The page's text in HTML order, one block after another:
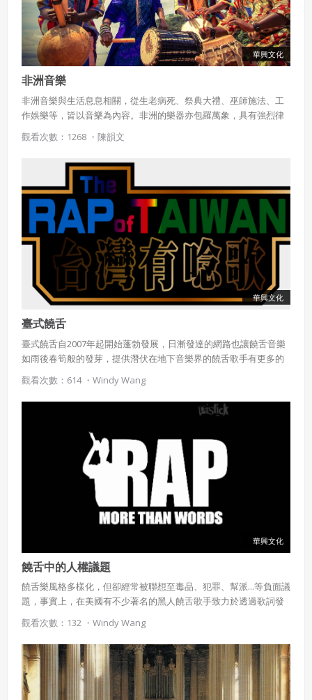
華興文化
非洲音樂
非洲音樂與生活息息相關，從生老病死、祭典大禮、巫師施法、工
作娛樂等，皆以音樂為內容。非洲的樂器亦包羅萬象，具有強烈律
觀看次數：1268 ・ 陳韻文
華興文化
臺式饒舌
臺式饒舌自2007年起開始蓬勃發展，日漸發達的網路也讓饒舌音樂
如雨後春筍般的發芽，提供潛伏在地下音樂界的饒舌歌手有更多的
觀看次數：614 ・ Windy Wang
華興文化
饒舌中的人權議題
饒舌樂風格多樣化，但卻經常被聯想至毒品、犯罪、幫派...等負面議
題，事實上，在美國有不少著名的黑人饒舌歌手致力於透過歌詞發
聲，指責種族歧視、幫派暴力、毒品犯罪...等人權議題；在臺灣，也
有許多新興饒舌團體或歌手，以Rap來針砭時弊，成為引領革新的
能量。
觀看次數：132 ・ Windy Wang